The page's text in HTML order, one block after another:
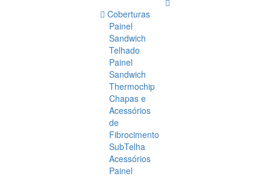
Coberturas
Painel
Sandwich
Telhado
Painel
Sandwich
Thermochip
Chapas e
Acessórios
de
Fibrocimento
SubTelha
Acessórios
Painel